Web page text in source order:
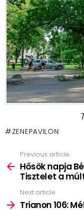
ZENEPAVILON
more
Previous article
Hősök napja
Tisztelet a
Next article
Trianon 106: